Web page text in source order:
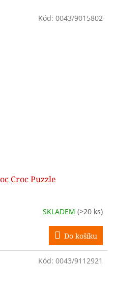
Croc Puzzle
SKLADEM (>20 ks)
Do košíku
Kód: 0043/9015802
Kód: 0043/9112921